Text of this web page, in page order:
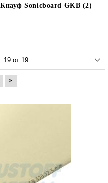
Кнауф Sonicboard GKB (2)
»